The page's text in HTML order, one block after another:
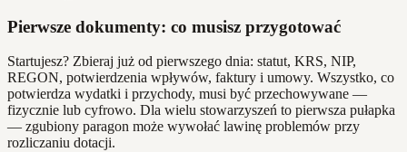
Pierwsze dokumenty: co musisz przygotować
Startujesz? Zbieraj już od pierwszego dnia: statut, KRS, NIP,
REGON, potwierdzenia wpływów, faktury i umowy. Wszystko, co
potwierdza wydatki i przychody, musi być przechowywane —
fizycznie lub cyfrowo. Dla wielu stowarzyszeń to pierwsza pułapka
— zgubiony paragon może wywołać lawinę problemów przy
rozliczaniu dotacji.